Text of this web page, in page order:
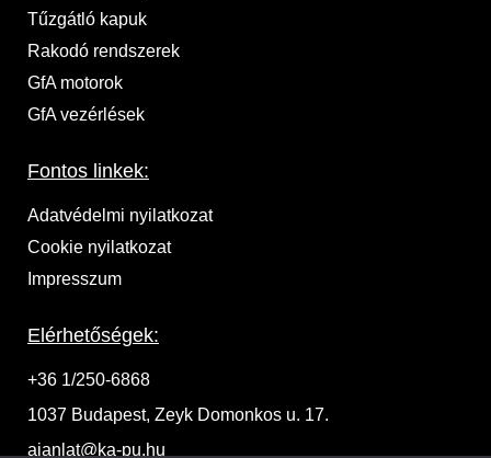
Tűzgátló kapuk
Rakodó rendszerek
GfA motorok
GfA vezérlések
Fontos linkek:
Adatvédelmi nyilatkozat
Cookie nyilatkozat
Impresszum
Elérhetőségek:
+36 1/250-6868
1037 Budapest, Zeyk Domonkos u. 17.
ajanlat@ka-pu.hu